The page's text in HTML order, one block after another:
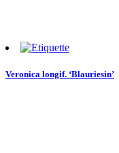
Veronica longif. ‘Blauriesin’